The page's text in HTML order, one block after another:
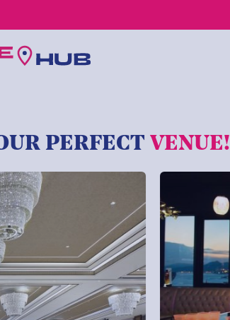
PERFECT VENUE!